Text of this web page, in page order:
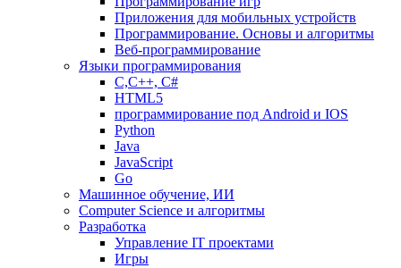
Приложения для мобильных устройств
Программирование. Основы и алгоритмы
Веб-программирование
Языки программирования
С,С++, С#
HTML5
программирование под Android и IOS
Python
Java
JavaScript
Go
Машинное обучение, ИИ
Computer Science и алгоритмы
Разработка
Управление IT проектами
Игры